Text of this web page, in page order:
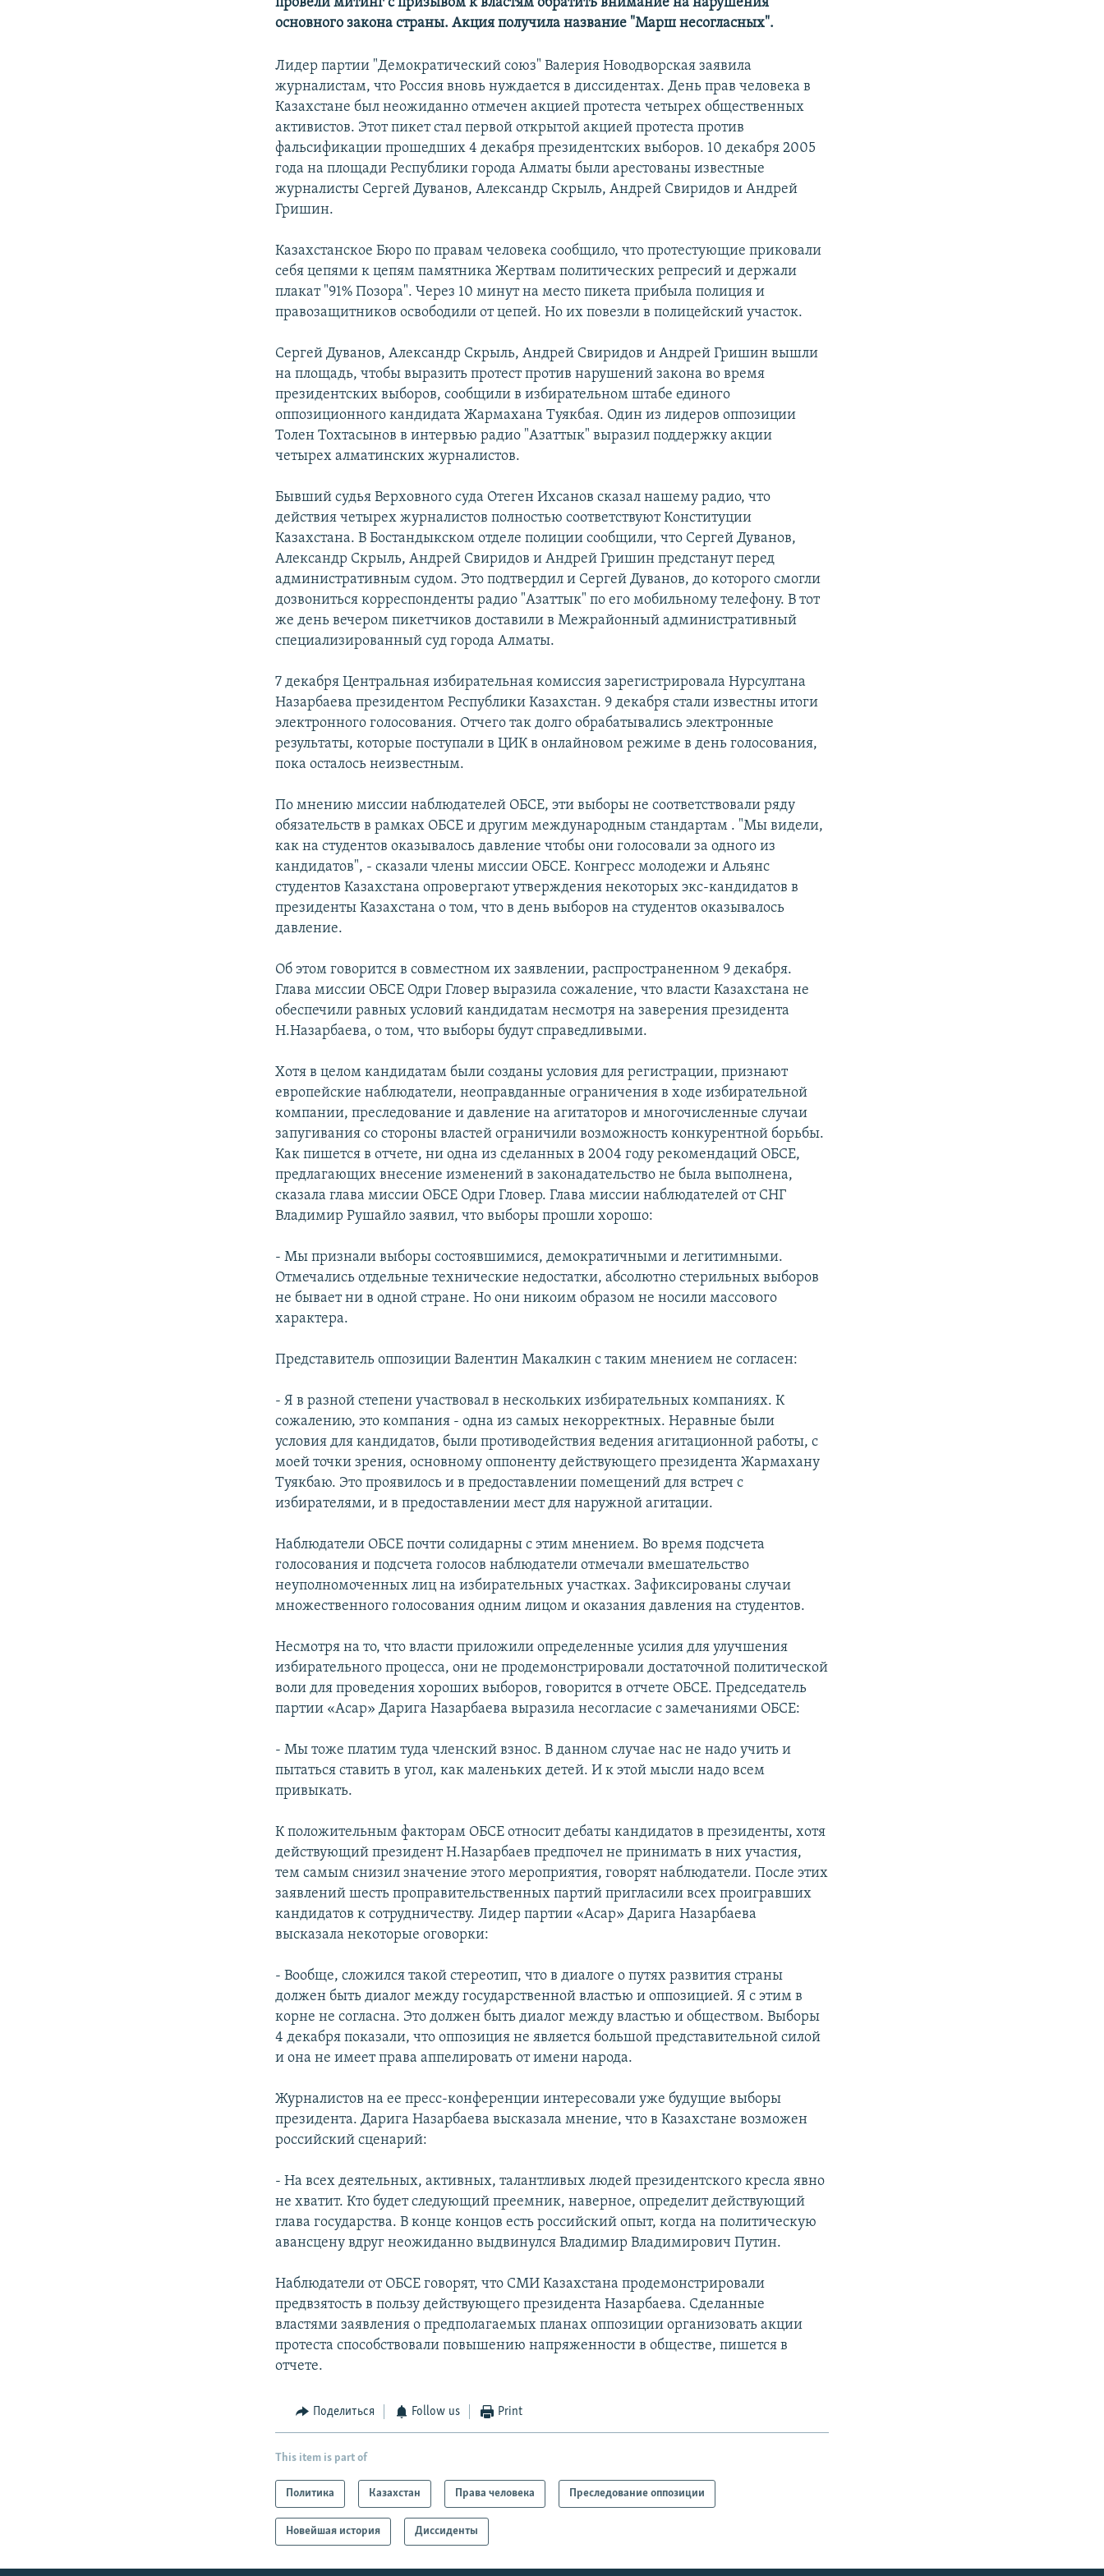
провели митинг с призывом к властям обратить внимание на нарушения
основного закона страны. Акция получила название "Марш несогласных".
Лидер партии "Демократический союз" Валерия Новодворская заявила
журналистам, что Россия вновь нуждается в диссидентах. День прав человека в
Казахстане был неожиданно отмечен акцией протеста четырех общественных
активистов. Этот пикет стал первой открытой акцией протеста против
фальсификации прошедших 4 декабря президентских выборов. 10 декабря 2005
года на площади Республики города Алматы были арестованы известные
журналисты Сергей Дуванов, Александр Скрыль, Андрей Свиридов и Андрей
Гришин.
Казахстанское Бюро по правам человека сообщило, что протестующие приковали
себя цепями к цепям памятника Жертвам политических репресий и держали
плакат "91% Позора". Через 10 минут на место пикета прибыла полиция и
правозащитников освободили от цепей. Но их повезли в полицейский участок.
Сергей Дуванов, Александр Скрыль, Андрей Свиридов и Андрей Гришин вышли
на площадь, чтобы выразить протест против нарушений закона во время
президентских выборов, сообщили в избирательном штабе единого
оппозиционного кандидата Жармахана Туякбая. Один из лидеров оппозиции
Толен Тохтасынов в интервью радио "Азаттык" выразил поддержку акции
четырех алматинских журналистов.
Бывший судья Верховного суда Отеген Ихсанов сказал нашему радио, что
действия четырех журналистов полностью соответствуют Конституции
Казахстана. В Бостандыкском отделе полиции сообщили, что Сергей Дуванов,
Александр Скрыль, Андрей Свиридов и Андрей Гришин предстанут перед
административным судом. Это подтвердил и Сергей Дуванов, до которого смогли
дозвониться корреспонденты радио "Азаттык" по его мобильному телефону. В тот
же день вечером пикетчиков доставили в Межрайонный административный
специализированный суд города Алматы.
7 декабря Центральная избирательная комиссия зарегистрировала Нурсултана
Назарбаева президентом Республики Казахстан. 9 декабря стали известны итоги
электронного голосования. Отчего так долго обрабатывались электронные
результаты, которые поступали в ЦИК в онлайновом режиме в день голосования,
пока осталось неизвестным.
По мнению миссии наблюдателей ОБСЕ, эти выборы не соответствовали ряду
обязательств в рамках ОБСЕ и другим международным стандартам . "Мы видели,
как на студентов оказывалось давление чтобы они голосовали за одного из
кандидатов", - сказали члены миссии ОБСЕ. Конгресс молодежи и Альянс
студентов Казахстана опровергают утверждения некоторых экс-кандидатов в
президенты Казахстана о том, что в день выборов на студентов оказывалось
давление.
Об этом говорится в совместном их заявлении, распространенном 9 декабря.
Глава миссии ОБСЕ Одри Гловер выразила сожаление, что власти Казахстана не
обеспечили равных условий кандидатам несмотря на заверения президента
Н.Назарбаева, о том, что выборы будут справедливыми.
Хотя в целом кандидатам были созданы условия для регистрации, признают
европейские наблюдатели, неоправданные ограничения в ходе избирательной
компании, преследование и давление на агитаторов и многочисленные случаи
запугивания со стороны властей ограничили возможность конкурентной борьбы.
Как пишется в отчете, ни одна из сделанных в 2004 году рекомендаций ОБСЕ,
предлагающих внесение изменений в законадательство не была выполнена,
сказала глава миссии ОБСЕ Одри Гловер. Глава миссии наблюдателей от СНГ
Владимир Рушайло заявил, что выборы прошли хорошо:
- Мы признали выборы состоявшимися, демократичными и легитимными.
Отмечались отдельные технические недостатки, абсолютно стерильных выборов
не бывает ни в одной стране. Но они никоим образом не носили массового
характера.
Представитель оппозиции Валентин Макалкин с таким мнением не согласен:
- Я в разной степени участвовал в нескольких избирательных компаниях. К
сожалению, это компания - одна из самых некорректных. Неравные были
условия для кандидатов, были противодействия ведения агитационной работы, с
моей точки зрения, основному оппоненту действующего президента Жармахану
Туякбаю. Это проявилось и в предоставлении помещений для встреч с
избирателями, и в предоставлении мест для наружной агитации.
Наблюдатели ОБСЕ почти солидарны с этим мнением. Во время подсчета
голосования и подсчета голосов наблюдатели отмечали вмешательство
неуполномоченных лиц на избирательных участках. Зафиксированы случаи
множественного голосования одним лицом и оказания давления на студентов.
Несмотря на то, что власти приложили определенные усилия для улучшения
избирательного процесса, они не продемонстрировали достаточной политической
воли для проведения хороших выборов, говорится в отчете ОБСЕ. Председатель
партии «Асар» Дарига Назарбаева выразила несогласие с замечаниями ОБСЕ:
- Мы тоже платим туда членский взнос. В данном случае нас не надо учить и
пытаться ставить в угол, как маленьких детей. И к этой мысли надо всем
привыкать.
К положительным факторам ОБСЕ относит дебаты кандидатов в президенты, хотя
действующий президент Н.Назарбаев предпочел не принимать в них участия,
тем самым снизил значение этого мероприятия, говорят наблюдатели. После этих
заявлений шесть проправительственных партий пригласили всех проигравших
кандидатов к сотрудничеству. Лидер партии «Асар» Дарига Назарбаева
высказала некоторые оговорки:
- Вообще, сложился такой стереотип, что в диалоге о путях развития страны
должен быть диалог между государственной властью и оппозицией. Я с этим в
корне не согласна. Это должен быть диалог между властью и обществом. Выборы
4 декабря показали, что оппозиция не является большой представительной силой
и она не имеет права аппелировать от имени народа.
Журналистов на ее пресс-конференции интересовали уже будущие выборы
президента. Дарига Назарбаева высказала мнение, что в Казахстане возможен
российский сценарий:
- На всех деятельных, активных, талантливых людей президентского кресла явно
не хватит. Кто будет следующий преемник, наверное, определит действующий
глава государства. В конце концов есть российский опыт, когда на политическую
авансцену вдруг неожиданно выдвинулся Владимир Владимирович Путин.
Наблюдатели от ОБСЕ говорят, что СМИ Казахстана продемонстрировали
предвзятость в пользу действующего президента Назарбаева. Сделанные
властями заявления о предполагаемых планах оппозиции организовать акции
протеста способствовали повышению напряженности в обществе, пишется в
отчете.
Поделиться Follow us Print
This item is part of
Политика Казахстан Права человека Преследование оппозиции
Новейшая история Диссиденты